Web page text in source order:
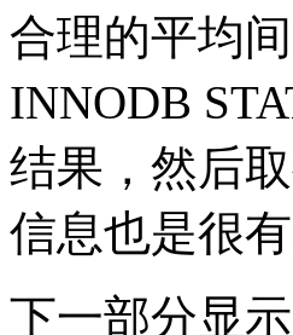
合理的平均
INNODB
结果，然后
信息也是很有
下一部分显